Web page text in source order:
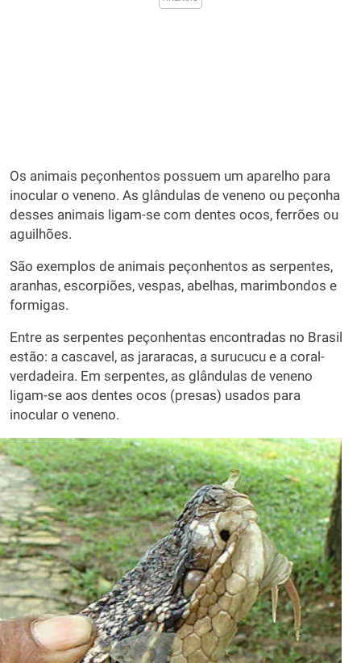
Os animais peçonhentos possuem um aparelho para
inocular o veneno. As glândulas de veneno ou peçonha
desses animais ligam-se com dentes ocos, ferrões ou
aguilhões.
São exemplos de animais peçonhentos as serpentes,
aranhas, escorpiões, vespas, abelhas, marimbondos e
formigas.
Entre as serpentes peçonhentas encontradas no Brasil
estão: a cascavel, as jararacas, a surucucu e a coral-
verdadeira. Em serpentes, as glândulas de veneno
ligam-se aos dentes ocos (presas) usados para
inocular o veneno.